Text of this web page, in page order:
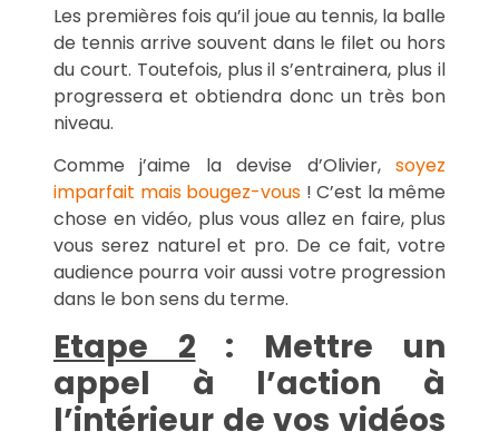
Les premières fois qu’il joue au tennis, la balle
de tennis arrive souvent dans le filet ou hors
du court. Toutefois, plus il s’entrainera, plus il
progressera et obtiendra donc un très bon
niveau.
Comme j’aime la devise d’Olivier, soyez
imparfait mais bougez-vous ! C’est la même
chose en vidéo, plus vous allez en faire, plus
vous serez naturel et pro. De ce fait, votre
audience pourra voir aussi votre progression
dans le bon sens du terme.
Etape 2 : Mettre un
appel à l’action à
l’intérieur de vos vidéos